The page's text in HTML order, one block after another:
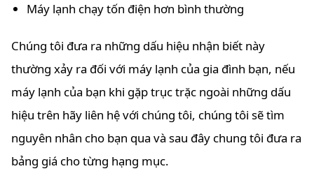
Máy lạnh chạy tốn điện hơn bình thường
Chúng tôi đưa ra những dấu hiệu nhận biết này
thường xảy ra đối với máy lạnh của gia đình bạn, nếu
máy lạnh của bạn khi gặp trục trặc ngoài những dấu
hiệu trên hãy liên hệ với chúng tôi, chúng tôi sẽ tìm
nguyên nhân cho bạn qua và sau đây chung tôi đưa ra
bảng giá cho từng hạng mục.